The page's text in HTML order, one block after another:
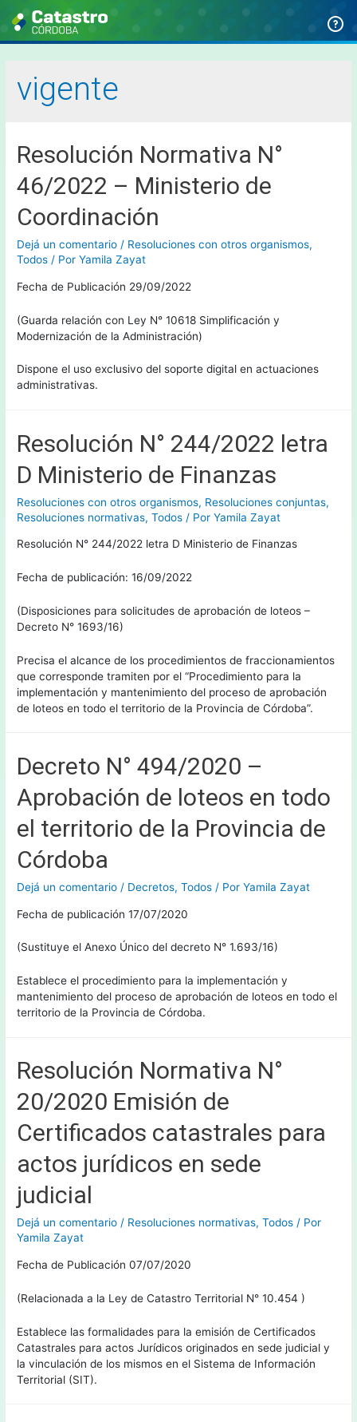
vigente
Resolución Normativa N°
46/2022 – Ministerio de
Coordinación
Dejá un comentario / Resoluciones con otros organismos,
Todos / PorYamila Zayat
Fecha de Publicación 29/09/2022
(Guarda relación con Ley N° 10618 Simplificación y
Modernización de la Administración)
Dispone el uso exclusivo del soporte digital en actuaciones
administrativas.
Resolución N° 244/2022 letra
D Ministerio de Finanzas
Resoluciones con otros organismos, Resoluciones conjuntas,
Resoluciones normativas,Todos / PorYamila Zayat
Resolución N° 244/2022 letra D Ministerio de Finanzas
Fecha de publicación: 16/09/2022
(Disposiciones para solicitudes de aprobación de loteos –
Decreto N° 1693/16)
Precisa el alcance de los procedimientos de fraccionamientos
que corresponde tramiten por el “Procedimiento para la
implementación y mantenimiento del proceso de aprobación
de loteos en todo el territorio de la Provincia de Córdoba”.
Decreto N° 494/2020 –
Aprobación de loteos en todo
el territorio de la Provincia de
Córdoba
Dejá un comentario / Decretos,Todos / PorYamila Zayat
Fecha de publicación 17/07/2020
(Sustituye el Anexo Único del decreto N° 1.693/16)
Establece el procedimiento para la implementación y
mantenimiento del proceso de aprobación de loteos en todo el
territorio de la Provincia de Córdoba.
Resolución Normativa N°
20/2020 Emisión de
Certificados catastrales para
actos jurídicos en sede
judicial
Dejá un comentario / Resoluciones normativas,Todos / Por
Yamila Zayat
Fecha de Publicación 07/07/2020
(Relacionada a la Ley de Catastro Territorial N° 10.454 )
Establece las formalidades para la emisión de Certificados
Catastrales para actos Jurídicos originados en sede judicial y
la vinculación de los mismos en el Sistema de Información
Territorial (SIT).